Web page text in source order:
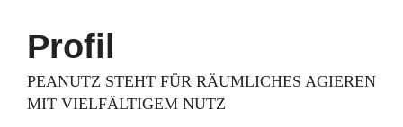
Profil
PEANUTZ STEHT FÜR RÄUMLICHES AGIEREN
MIT VIELFÄLTIGEM NUTZ